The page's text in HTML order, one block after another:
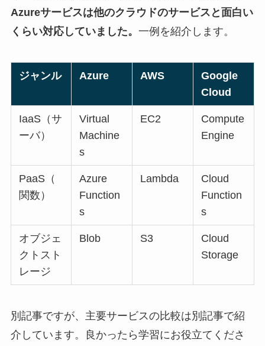
Azureサービスは他のクラウドのサービスと面白い
くらい対応していました。 一例を紹介します。
ジャンル Azure AWS
Google
Cloud
IaaS（サ
ーバ）
Virtual
Machine
s
EC2
Compute
Engine
PaaS（
関数）
Azure
Function
s
Lambda
Cloud
Function
s
オブジェ
クトスト
レージ
Blob S3
Cloud
Storage
別記事ですが、主要サービスの比較は別記事で紹
介しています。良かったら学習にお役立てくださ